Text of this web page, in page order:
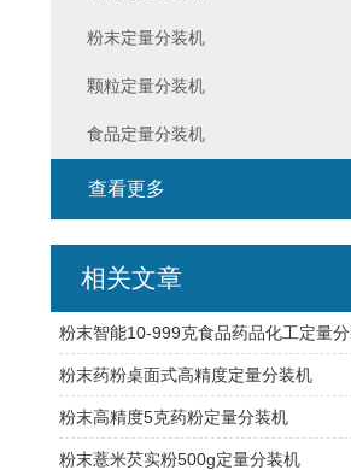
粉末定量分装机
颗粒定量分装机
食品定量分装机
查看更多
相关文章
粉末智能10-999克食品药品化工定量
粉末药粉桌面式高精度定量分装机
粉末高精度5克药粉定量分装机
粉末薏米芡实粉500g定量分装机